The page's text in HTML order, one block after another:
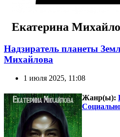
Екатерина
Надзиратель планеты
Михайлова
1 июля 2025, 11:08
Жанр(ы):